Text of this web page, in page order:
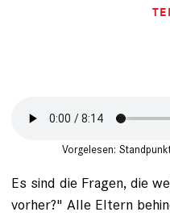
Vorgelesen:
Es sind die Fragen, die
vorher?" Alle Eltern